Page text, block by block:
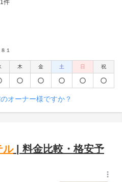
1件
１
木 金 土 日 祝
オーナー様ですか？